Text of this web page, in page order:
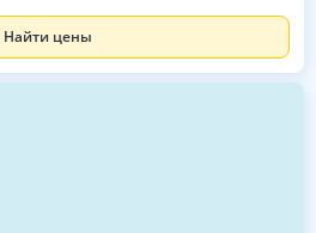
Найти цены